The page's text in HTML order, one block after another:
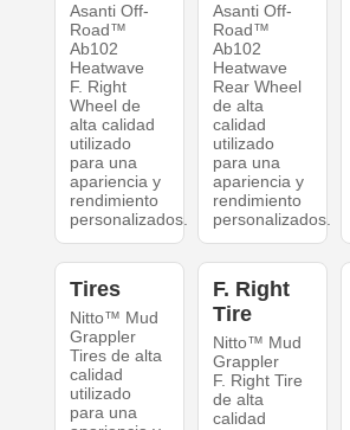
Asanti Off-
Road™
Ab102
Heatwave
F. Right
Wheel de
alta calidad
utilizado
para una
apariencia y
rendimiento
personalizados.
Asanti Off-
Road™
Ab102
Heatwave
Rear Wheel
de alta
calidad
utilizado
para una
apariencia y
rendimiento
personalizados.
Tires
Nitto™ Mud
Grappler
Tires de alta
calidad
utilizado
para una
F. Right
Tire
Nitto™ Mud
Grappler
F. Right Tire
de alta
calidad